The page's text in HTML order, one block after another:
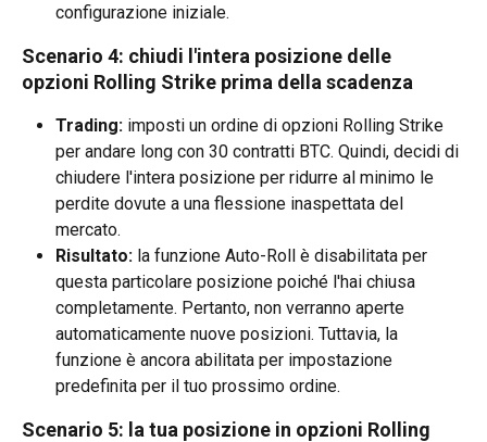
configurazione iniziale.
Scenario 4: chiudi l'intera posizione delle
opzioni Rolling Strike prima della scadenza
Trading: imposti un ordine di opzioni Rolling Strike
per andare long con 30 contratti BTC. Quindi, decidi di
chiudere l'intera posizione per ridurre al minimo le
perdite dovute a una flessione inaspettata del
mercato.
Risultato: la funzione Auto-Roll è disabilitata per
questa particolare posizione poiché l'hai chiusa
completamente. Pertanto, non verranno aperte
automaticamente nuove posizioni. Tuttavia, la
funzione è ancora abilitata per impostazione
predefinita per il tuo prossimo ordine.
Scenario 5: la tua posizione in opzioni Rolling